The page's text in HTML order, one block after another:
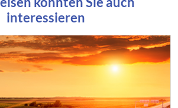
interessieren